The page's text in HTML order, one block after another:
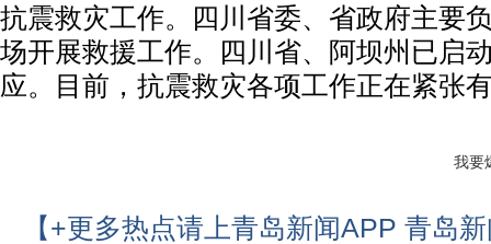
抗震救灾工作。四川省委、省政府主要
场开展救援工作。四川省、阿坝州已启
应。目前，抗震救灾各项工作正在紧张
我要
【+更多热点请上青岛新闻APP 青岛